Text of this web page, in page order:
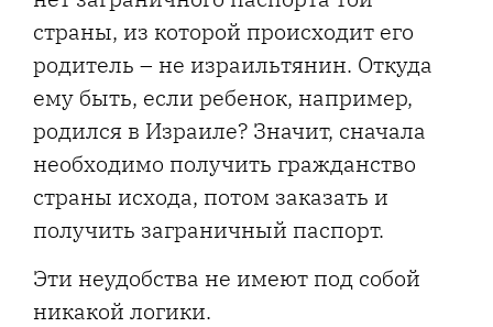
страны, из которой происходит его
родитель – не израильтянин. Откуда
ему быть, если ребенок, например,
родился в Израиле? Значит, сначала
необходимо получить гражданство
страны исхода, потом заказать и
получить заграничный паспорт.
Эти неудобства не имеют под собой
никакой логики.